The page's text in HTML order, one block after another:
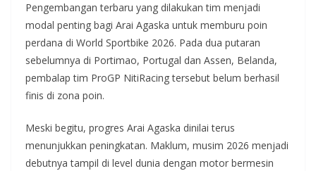
Pengembangan terbaru yang dilakukan tim menjadi
modal penting bagi Arai Agaska untuk memburu poin
perdana di World Sportbike 2026. Pada dua putaran
sebelumnya di Portimao, Portugal dan Assen, Belanda,
pembalap tim ProGP NitiRacing tersebut belum berhasil
finis di zona poin.
Meski begitu, progres Arai Agaska dinilai terus
menunjukkan peningkatan. Maklum, musim 2026 menjadi
debutnya tampil di level dunia dengan motor bermesin